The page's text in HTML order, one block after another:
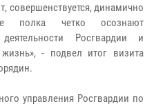
совершенствуется, динамично
полка четко осознают
Росгвардии и
- подвел итог визита
управления Росгвардии по